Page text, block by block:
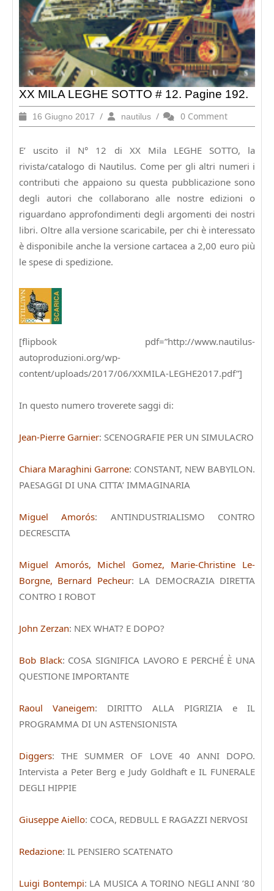
XX MILA LEGHE SOTTO # 12. Pagine 192.
16 Giugno 2017 16
Giugno
/ nautilusnautilus
/ 0 Comment
E’ uscito il N° 12 di XX Mila LEGHE SOTTO, la
rivista/catalogo di Nautilus. Come per gli altri numeri i
contributi che appaiono su questa pubblicazione sono
degli autori che collaborano alle nostre edizioni o
riguardano approfondimenti degli argomenti dei nostri
libri. Oltre alla versione scaricabile, per chi è interessato
è disponibile anche la versione cartacea a 2,00 euro più
le spese di spedizione.
[flipbook pdf=”http://www.nautilus-
autoproduzioni.org/wp-
content/uploads/2017/06/XXMILA-LEGHE2017.pdf”]
In questo numero troverete saggi di:
Jean-Pierre Garnier: SCENOGRAFIE PER UN SIMULACRO
Chiara Maraghini Garrone: CONSTANT, NEW BABYILON.
PAESAGGI DI UNA CITTA’ IMMAGINARIA
Miguel Amorós: ANTINDUSTRIALISMO CONTRO
DECRESCITA
Miguel Amorós, Michel Gomez, Marie-Christine Le-
Borgne, Bernard Pecheur: LA DEMOCRAZIA DIRETTA
CONTRO I ROBOT
John Zerzan: NEX WHAT? E DOPO?
Bob Black: COSA SIGNIFICA LAVORO E PERCHÉ È UNA
QUESTIONE IMPORTANTE
Raoul Vaneigem: DIRITTO ALLA PIGRIZIA e IL
PROGRAMMA DI UN ASTENSIONISTA
Diggers: THE SUMMER OF LOVE 40 ANNI DOPO.
Intervista a Peter Berg e Judy Goldhaft e IL FUNERALE
DEGLI HIPPIE
Giuseppe Aiello: COCA, REDBULL E RAGAZZI NERVOSI
Redazione: IL PENSIERO SCATENATO
Luigi Bontempi: LA MUSICA A TORINO NEGLI ANNI ’80